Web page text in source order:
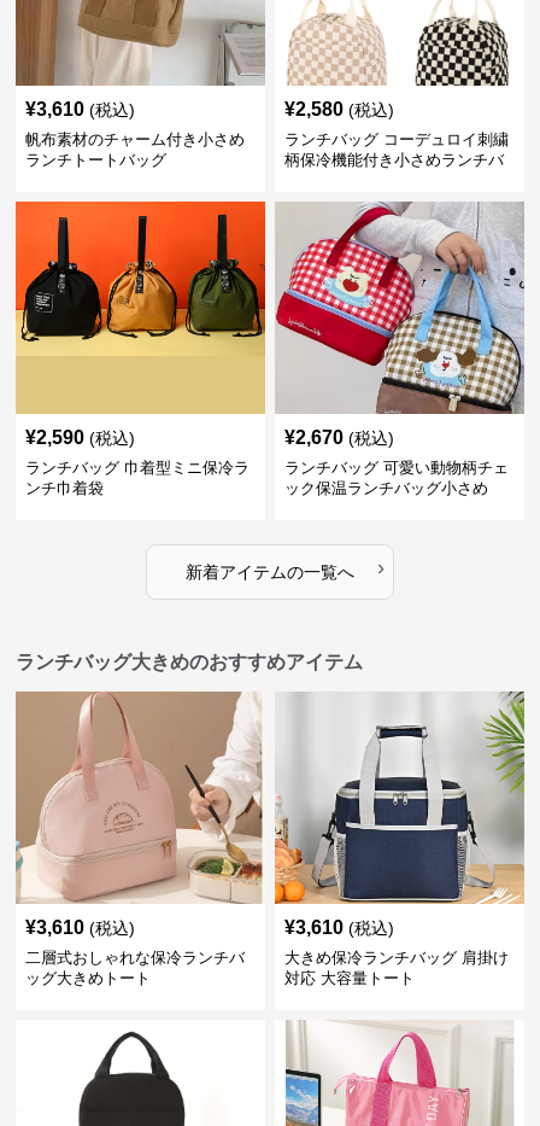
¥3,610 (税込)
帆布素材のチャーム付き小さめ
ランチトートバッグ
¥2,580 (税込)
ランチバッグ コーデュロイ刺繍
柄保冷機能付き小さめランチバ
¥2,590 (税込)
ランチバッグ 巾着型ミニ保冷ラ
ンチ巾着袋
¥2,670 (税込)
ランチバッグ 可愛い動物柄チェ
ック保温ランチバッグ小さめ
新着アイテムの一覧へ ›
ランチバッグ大きめのおすすめアイテム
¥3,610 (税込)
二層式おしゃれな保冷ランチバ
ッグ大きめトート
¥3,610 (税込)
大きめ保冷ランチバッグ 肩掛け
対応 大容量トート